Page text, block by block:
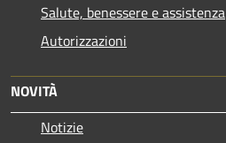
Salute, benessere e assistenza
Autorizzazioni
NOVITÀ
Notizie